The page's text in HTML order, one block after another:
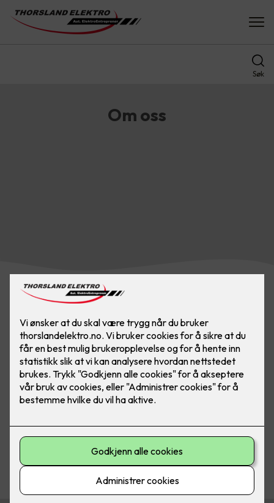
Søk
Om oss
Thorsland Elektro ble etablert i 1993
og ble i 2018 gjort om til aksjeselskap
Vi tilbyr våre tjenester innen ny installasjon, rehabilitering og
service av tradisjonelle el. installasjoner, smarthussystemer,
næring, alarmanlegg, nødlysanlegg, strukturerte tele- og
datakablingssystemer.
Vi tilbyr også brannforebyggende el. kontroller i bolig,
Vi holder til i nye trivelige lokaler på adressen Toddemoen 1 i
Åseral. Våre ansatte har bred erfaring og kan bistå med det
meste inne elektrofaget.